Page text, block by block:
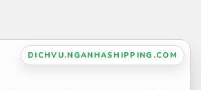
DICHVU.NGANHASHIPPING.COM